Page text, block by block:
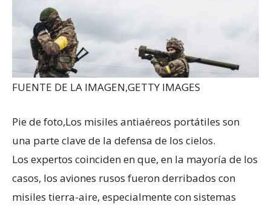
FUENTE DE LA IMAGEN,GETTY IMAGES
Pie de foto,Los misiles antiaéreos portátiles son
una parte clave de la defensa de los cielos.
Los expertos coinciden en que, en la mayoría de los
casos, los aviones rusos fueron derribados con
misiles tierra-aire, especialmente con sistemas